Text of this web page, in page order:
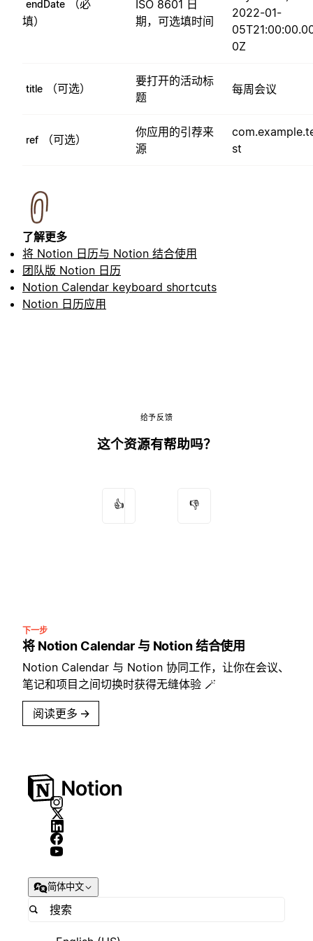
endDate
（必
填）
ISO 8601 日
期，可选填时间
2022-01-
0Z
title （可选）
要打开的活动标
题
每周会议
ref （可选）
你应用的引荐来
源
st
了解更多
将 Notion 日历与 Notion 结合使用
团队版 Notion 日历
Notion Calendar keyboard shortcuts
Notion 日历应用
给予反馈
这个资源有帮助吗？
👍 👎
下一步
将 Notion Calendar 与 Notion 结合使用
Notion Calendar 与 Notion 协同工作，让你在会议、
笔记和项目之间切换时获得无缝体验 🪄
阅读更多 →
简体中文